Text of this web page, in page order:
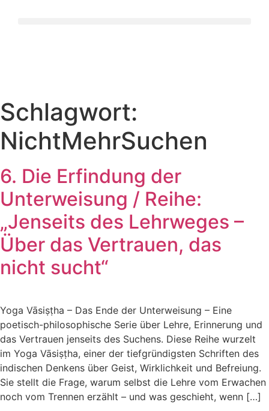
Schlagwort:
NichtMehrSuchen
6. Die Erfindung der
Unterweisung / Reihe:
„Jenseits des Lehrweges –
Über das Vertrauen, das
nicht sucht“
Yoga Vāsiṣṭha – Das Ende der Unterweisung – Eine
poetisch-philosophische Serie über Lehre, Erinnerung und
das Vertrauen jenseits des Suchens. Diese Reihe wurzelt
im Yoga Vāsiṣṭha, einer der tiefgründigsten Schriften des
indischen Denkens über Geist, Wirklichkeit und Befreiung.
Sie stellt die Frage, warum selbst die Lehre vom Erwachen
noch vom Trennen erzählt – und was geschieht, wenn […]